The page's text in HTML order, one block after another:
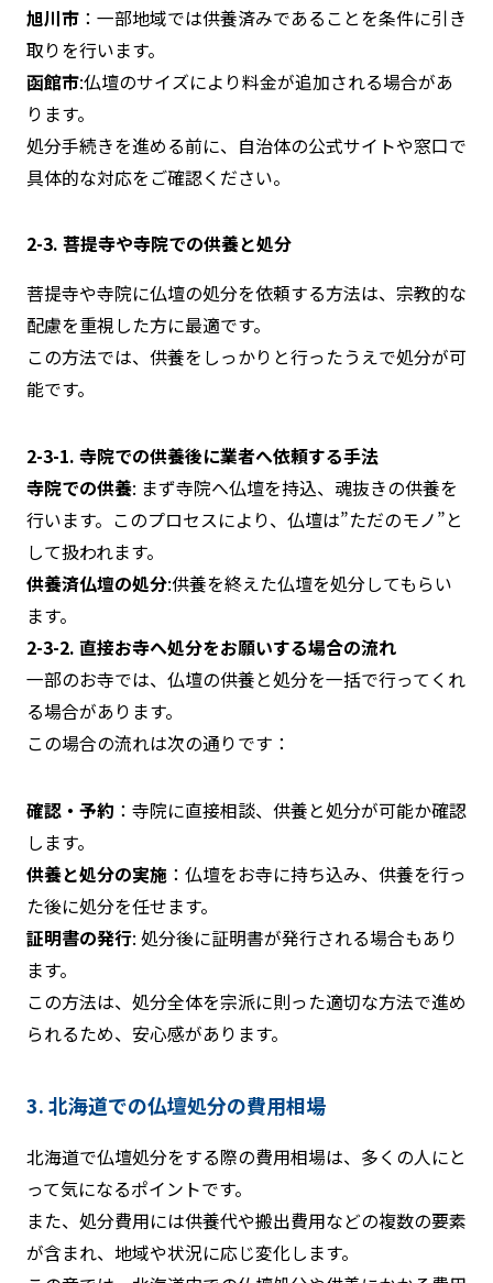
旭川市：一部地域では供養済みであることを条件に引き
取りを行います。
函館市:仏壇のサイズにより料金が追加される場合があ
ります。
処分手続きを進める前に、自治体の公式サイトや窓口で
具体的な対応をご確認ください。
2-3. 菩提寺や寺院での供養と処分
菩提寺や寺院に仏壇の処分を依頼する方法は、宗教的な
配慮を重視した方に最適です。
この方法では、供養をしっかりと行ったうえで処分が可
能です。
2-3-1. 寺院での供養後に業者へ依頼する手法
寺院での供養: まず寺院へ仏壇を持込、魂抜きの供養を
行います。このプロセスにより、仏壇は”ただのモノ”と
して扱われます。
供養済仏壇の処分:供養を終えた仏壇を処分してもらい
ます。
2-3-2. 直接お寺へ処分をお願いする場合の流れ
一部のお寺では、仏壇の供養と処分を一括で行ってくれ
る場合があります。
この場合の流れは次の通りです：
確認・予約 ：寺院に直接相談、供養と処分が可能か確認
します。
供養と処分の実施：仏壇をお寺に持ち込み、供養を行っ
た後に処分を任せます。
証明書の発行: 処分後に証明書が発行される場合もあり
ます。
この方法は、処分全体を宗派に則った適切な方法で進め
られるため、安心感があります。
3. 北海道での仏壇処分の費用相場
北海道で仏壇処分をする際の費用相場は、多くの人にと
って気になるポイントです。
また、処分費用には供養代や搬出費用などの複数の要素
が含まれ、地域や状況に応じ変化します。